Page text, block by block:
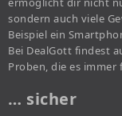
sondern auch viele
Beispiel ein
Bei DealGott findest
Proben, die es
… sicher